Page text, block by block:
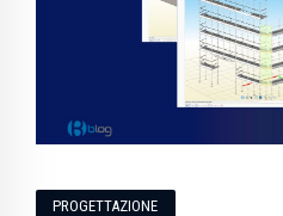
PROGETTAZIONE